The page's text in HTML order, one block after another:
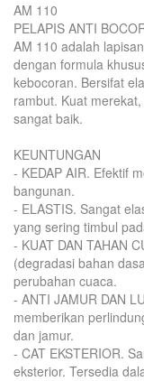
AM 110
PELAPIS ANTI
AM 110 adalah
dengan formula
kebocoran. Bersifat
rambut. Kuat
sangat baik.
KEUNTUNGAN
- KEDAP AIR. Efektif
bangunan.
- ELASTIS. Sangat
yang sering timbul
- KUAT DAN TAHAN
(degradasi bahan
perubahan cuaca.
- ANTI JAMUR DAN
memberikan
dan jamur.
- CAT EKSTERIOR.
eksterior. Tersedia